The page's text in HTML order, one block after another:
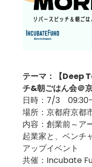
テーマ：【Deep
チ&朝ごはん会＠
日時：7/3 09:30-
場所：京都府京都
内容：創業前～ア
起業家と、ベンチ
アップイベント
共催：Incubate